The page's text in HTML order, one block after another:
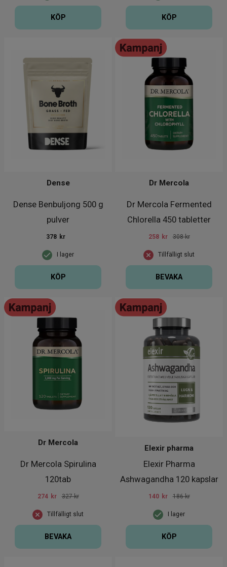
KÖP KÖP
Dense Benbuljong 500 g
pulver
Dense
I lager
378 kr
KÖP
Dr Mercola Fermented
Chlorella 450 tabletter
Dr Mercola
Tillfälligt slut
258 kr 308 kr
BEVAKA
Dr Mercola Spirulina
120tab
Dr Mercola
Tillfälligt slut
274 kr 327 kr
BEVAKA
Elexir Pharma
Ashwagandha 120 kapslar
Elexir pharma
I lager
140 kr 186 kr
KÖP